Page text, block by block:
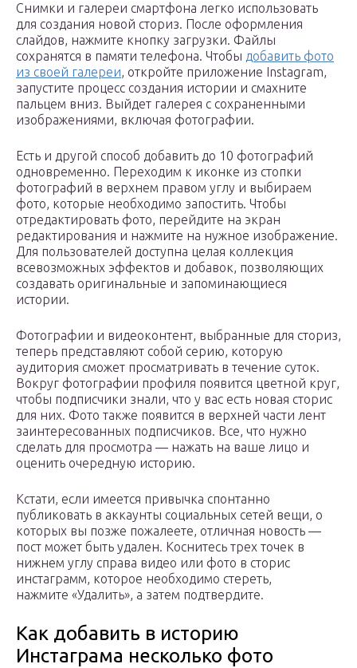
Снимки и галереи смартфона легко использовать
для создания новой сториз. После оформления
слайдов, нажмите кнопку загрузки. Файлы
сохранятся в памяти телефона. Чтобы добавить фото
из своей галереи, откройте приложение Instagram,
запустите процесс создания истории и смахните
пальцем вниз. Выйдет галерея с сохраненными
изображениями, включая фотографии.
Есть и другой способ добавить до 10 фотографий
одновременно. Переходим к иконке из стопки
фотографий в верхнем правом углу и выбираем
фото, которые необходимо запостить. Чтобы
отредактировать фото, перейдите на экран
редактирования и нажмите на нужное изображение.
Для пользователей доступна целая коллекция
всевозможных эффектов и добавок, позволяющих
создавать оригинальные и запоминающиеся
истории.
Фотографии и видеоконтент, выбранные для сториз,
теперь представляют собой серию, которую
аудитория сможет просматривать в течение суток.
Вокруг фотографии профиля появится цветной круг,
чтобы подписчики знали, что у вас есть новая сторис
для них. Фото также появится в верхней части лент
заинтересованных подписчиков. Все, что нужно
сделать для просмотра — нажать на ваше лицо и
оценить очередную историю.
Кстати, если имеется привычка спонтанно
публиковать в аккаунты социальных сетей вещи, о
которых вы позже пожалеете, отличная новость —
пост может быть удален. Коснитесь трех точек в
нижнем углу справа видео или фото в сторис
инстаграмм, которое необходимо стереть,
нажмите «Удалить», а затем подтвердите.
Как добавить в историю
Инстаграма несколько фото